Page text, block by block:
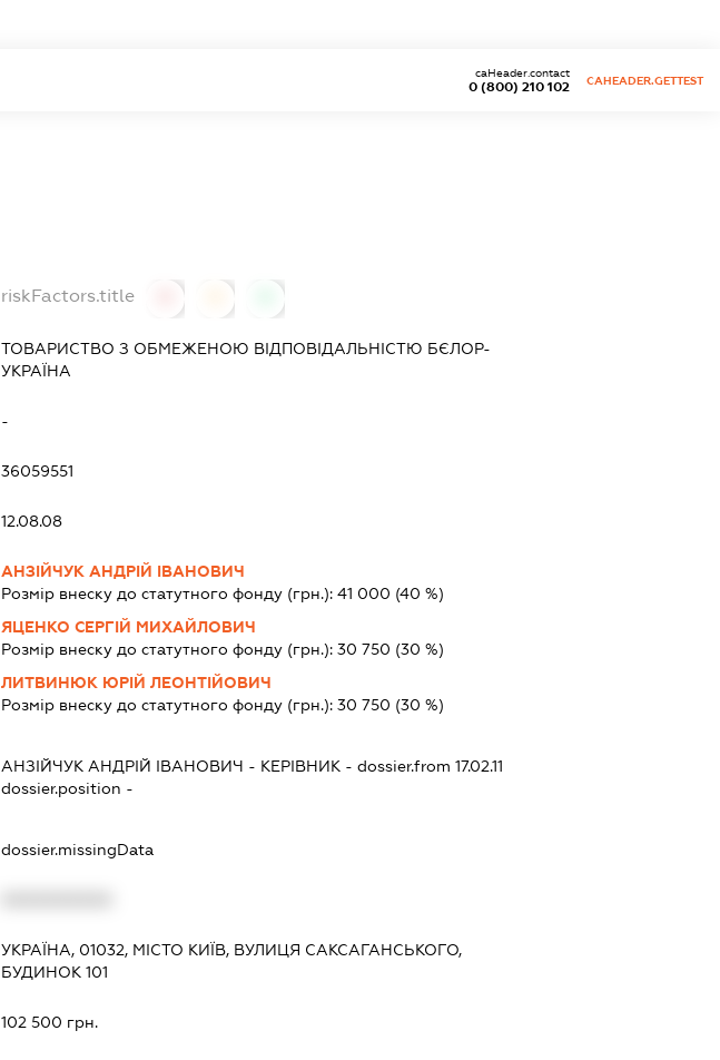
0 (800) 210 102
caHeader.contact
CAHEADER.GETTEST
riskFactors.title
ТОВАРИСТВО З ОБМЕЖЕНОЮ ВІДПОВІДАЛЬНІСТЮ БЄЛОР-
УКРАЇНА
-
36059551
12.08.08
АНЗІЙЧУК АНДРІЙ ІВАНОВИЧ
Розмір внеску до статутного фонду (грн.): 41 000 (40 %)
ЯЦЕНКО СЕРГІЙ МИХАЙЛОВИЧ
Розмір внеску до статутного фонду (грн.): 30 750 (30 %)
ЛИТВИНЮК ЮРІЙ ЛЕОНТІЙОВИЧ
Розмір внеску до статутного фонду (грн.): 30 750 (30 %)
АНЗІЙЧУК АНДРІЙ ІВАНОВИЧ - КЕРІВНИК- dossier.from 17.02.11
dossier.position -
dossier.missingData
УКРАЇНА, 01032, МІСТО КИЇВ, ВУЛИЦЯ САКСАГАНСЬКОГО,
БУДИНОК 101
102 500 грн.